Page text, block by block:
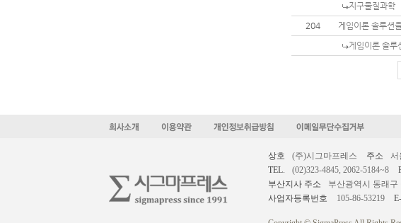
지구물질과학
204
게임이론 솔루션
게임이론 솔루
상호 (주)시그마프레스 주소
서
TEL.
(02)323-4845, 2062-5184~8
부산지사 주소
부산광역시 동래구
사업자등록번호
105-86-53219